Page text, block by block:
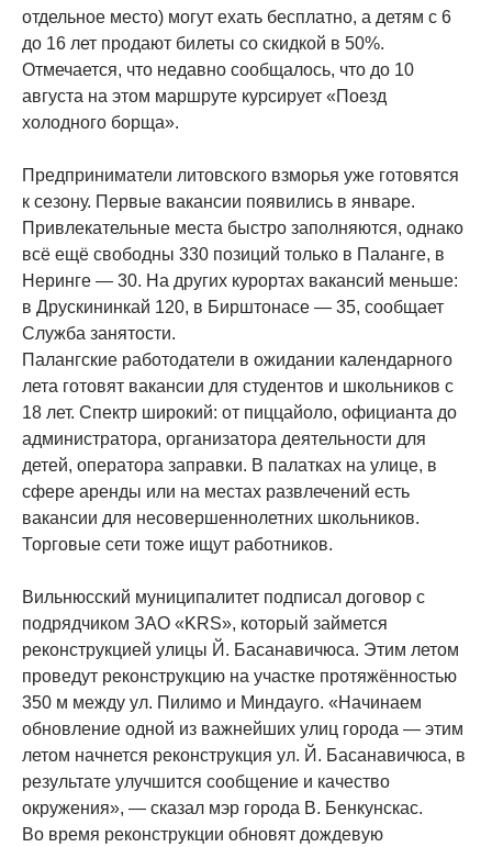
отдельное место) могут ехать бесплатно, а детям с 6
до 16 лет продают билеты со скидкой в 50%.
Отмечается, что недавно сообщалось, что до 10
августа на этом маршруте курсирует «Поезд
холодного борща».
Предприниматели литовского взморья уже готовятся
к сезону. Первые вакансии появились в январе.
Привлекательные места быстро заполняются, однако
всё ещё свободны 330 позиций только в Паланге, в
Неринге — 30. На других курортах вакансий меньше:
в Друскининкай 120, в Бирштонасе — 35, сообщает
Служба занятости.
Палангские работодатели в ожидании календарного
лета готовят вакансии для студентов и школьников с
18 лет. Спектр широкий: от пиццайоло, официанта до
администратора, организатора деятельности для
детей, оператора заправки. В палатках на улице, в
сфере аренды или на местах развлечений есть
вакансии для несовершеннолетних школьников.
Торговые сети тоже ищут работников.
Вильнюсский муниципалитет подписал договор с
подрядчиком ЗАО «KRS», который займется
реконструкцией улицы Й. Басанавичюса. Этим летом
проведут реконструкцию на участке протяжённостью
350 м между ул. Пилимо и Миндауго. «Начинаем
обновление одной из важнейших улиц города — этим
летом начнется реконструкция ул. Й. Басанавичюса, в
результате улучшится сообщение и качество
окружения», — сказал мэр города В. Бенкунскас.
Во время реконструкции обновят дождевую